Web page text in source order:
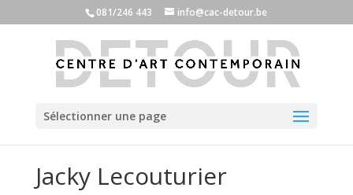
081/246 443 info@cac-detour.be
Sélectionner une page
Jacky Lecouturier